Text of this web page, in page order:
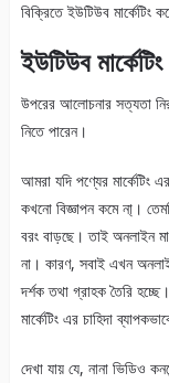
বিক্রিতে ইউটিউব মার্কেটিং
ইউটিউব
উপরের আলোচনার সত্যতা
নিতে পারেন।
আমরা যদি পণ্যের মার্কেটিং
কখনো বিজ্ঞাপন কমে না্।
বরং বাড়ছে। তাই অনলাইন
না। কারণ, সবাই এখন
দর্শক তথা গ্রাহক তৈরি
মার্কেটিং এর চাহিদা
দেখা যায় যে, নানা ভিডিও